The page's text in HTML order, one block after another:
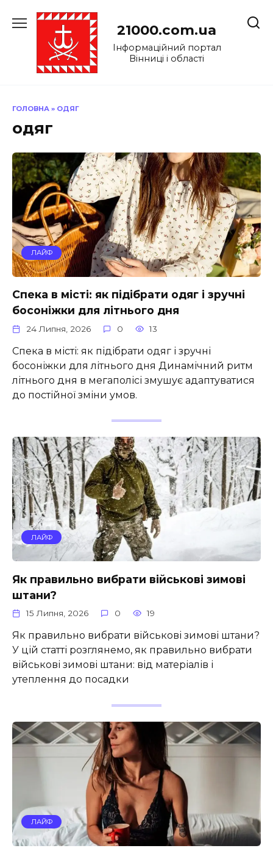
до
21000.com.ua
Інформаційний портал
Вінниці і області
ГОЛОВНА » ОДЯГ
одяг
ЛАЙФ
Спека в місті: як підібрати одяг і зручні
босоніжки для літнього дня
24 Липня, 2026 0 13
Спека в місті: як підібрати одяг і зручні
босоніжки для літнього дня Динамічний ритм
літнього дня в мегаполісі змушує адаптуватися
до постійної зміни умов.
ЛАЙФ
Як правильно вибрати військові зимові
штани?
15 Липня, 2026 0 19
Як правильно вибрати військові зимові штани?
У цій статті розглянемо, як правильно вибрати
військові зимові штани: від матеріалів і
утеплення до посадки
ЛАЙФ